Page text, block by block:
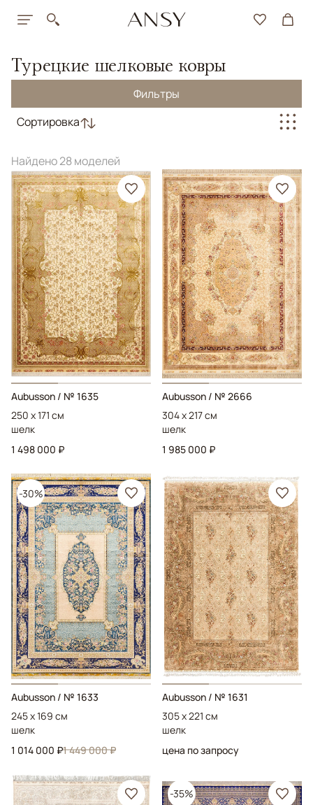
Турецкие шелковые ковры
Фильтры
Сортировка
Найдено 28 моделей
Aubusson / № 1635
250 x 171 см
шелк
1 498 000 ₽
Aubusson / № 2666
304 x 217 см
шелк
1 985 000 ₽
-30%
Aubusson / № 1633
245 x 169 см
шелк
1 014 000 ₽1 449 000 ₽
Aubusson / № 1631
305 x 221 см
шелк
цена по запросу
-35%